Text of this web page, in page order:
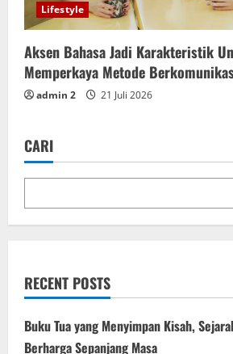
Lifestyle
Aksen Bahasa Jadi Karakteristik
Memperkaya Metode
admin 2 21 Juli 2026
CARI
RECENT POSTS
Buku Tua yang Menyimpan Kisah,
Berharga Sepanjang Masa